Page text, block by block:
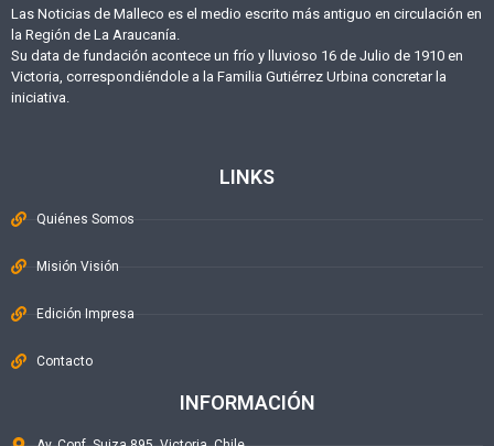
Las Noticias de Malleco es el medio escrito más antiguo en circulación en
la Región de La Araucanía.
Su data de fundación acontece un frío y lluvioso 16 de Julio de 1910 en
Victoria, correspondiéndole a la Familia Gutiérrez Urbina concretar la
iniciativa.
LINKS
Quiénes Somos
Misión Visión
Edición Impresa
Contacto
INFORMACIÓN